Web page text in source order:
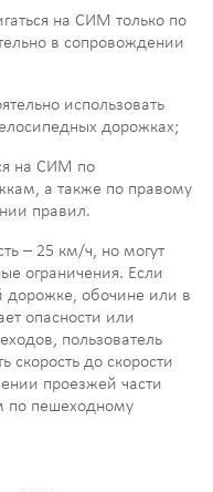
на СИМ только по
в сопровождении
использовать
дорожках;
на СИМ по
а также по правому
правил.
– 25 км/ч, но могут
ограничения. Если
дорожке, обочине или в
опасности или
пользователь
до скорости
проезжей части
по пешеходному